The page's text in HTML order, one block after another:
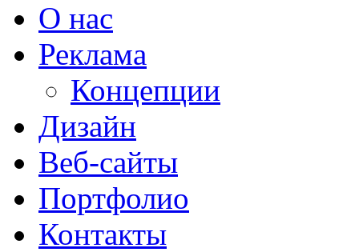
О нас
Реклама
Концепции
Дизайн
Веб-сайты
Портфолио
Контакты